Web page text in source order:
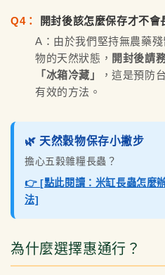
Q4：
開封後該怎麼保存才不會
A：由於我們堅持無農藥
物的天然狀態， 開封後請
「冰箱冷藏」
，這是預防
有效的方法。
🌿 天然穀物保存小撇步
擔心五穀雜糧長蟲？
👉 [點此閱讀：米缸長蟲怎麼
法]
為什麼選擇惠通行？